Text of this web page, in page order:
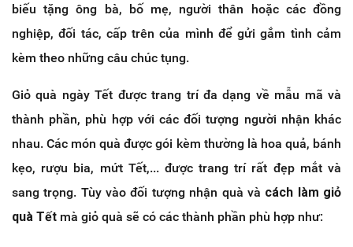
biếu tặng ông bà, bố mẹ, người thân hoặc các đồng
nghiệp, đối tác, cấp trên của mình để gửi gắm tình cảm
kèm theo những câu chúc tụng.
Giỏ quà ngày Tết được trang trí đa dạng về mẫu mã và
thành phần, phù hợp với các đối tượng người nhận khác
nhau. Các món quà được gói kèm thường là hoa quả, bánh
kẹo, rượu bia, mứt Tết,... được trang trí rất đẹp mắt và
sang trọng. Tùy vào đối tượng nhận quà và cách làm giỏ
quà Tết mà giỏ quà sẽ có các thành phần phù hợp như: